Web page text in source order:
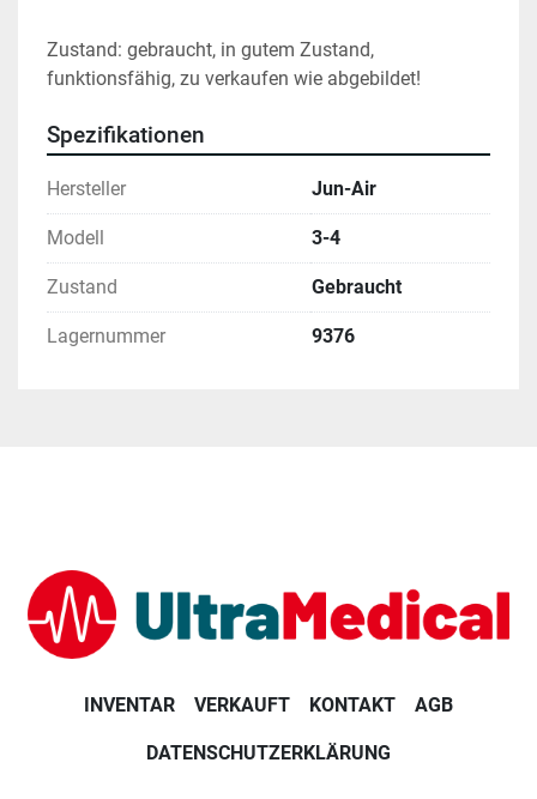
Zustand: gebraucht, in gutem Zustand,
funktionsfähig, zu verkaufen wie abgebildet!
Spezifikationen
Hersteller Jun-Air
Modell 3-4
Zustand Gebraucht
Lagernummer 9376
INVENTAR VERKAUFT KONTAKT AGB
DATENSCHUTZERKLÄRUNG